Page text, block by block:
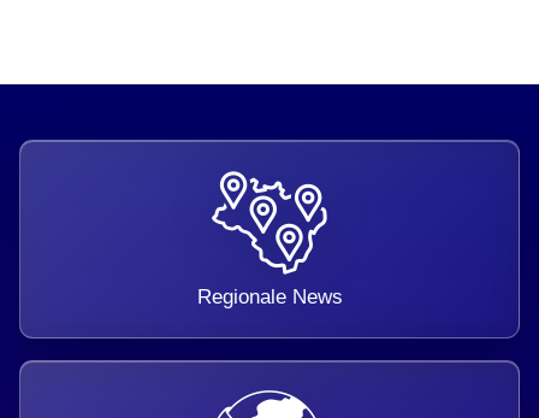
Regionale News